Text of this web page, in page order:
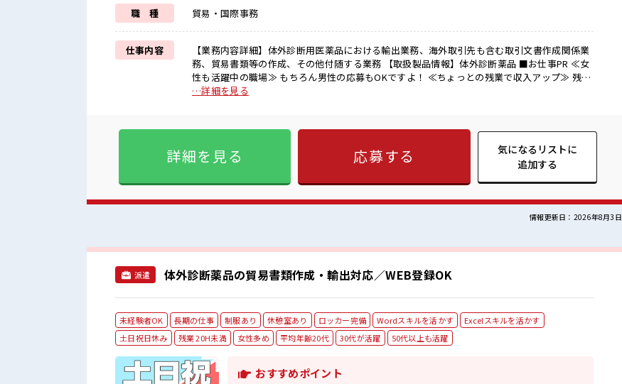
職 種 貿易・国際事務
仕事内容
【業務内容詳細】体外診断用医薬品における輸出業務、海外取引先も含む取引文書作成関係業
務、貿易書類等の作成、その他付随する業務 【取扱製品情報】体外診断薬品 ■お仕事PR ≪女
性も活躍中の職場≫ もちろん男性の応募もOKですよ！ ≪ちょっとの残業で収入アップ≫ 残業
は月20時間未満で、 ほどよく稼げます♪ ≪週休2日制≫ 週末は家族や友人と一緒にプライベー
す！ イチからスキルUP・ステップUP目指していきましょう！ ■職場の雰囲気 女性が多めの職
場です♪ ≪20代の方が多数活躍中の職場≫ 休憩室で楽しくおしゃべり！ ストレス解消☆ 持ち
物が多いあなたにもぴったり☆ ロッカー付き職場♪
…詳細を見る
詳細を見る 応募する
気になるリストに
追加する
情報更新日：2026年8月3日
派遣 体外診断薬品の貿易書類作成・輸出対応／WEB登録OK
未経験者OK 長期の仕事 制服あり 休憩室あり ロッカー完備 Wordスキルを活かす
Excelスキルを活かす
土日祝日休み
残業 20H未満 女性多め 平均年齢20代 30代が活躍 50代以上も活躍
おすすめポイント